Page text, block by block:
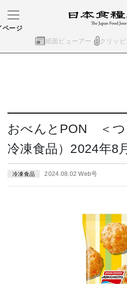
紙面ビューアー クリッ
ページ
おべんとPON ＜つ
冷凍食品）2024年8
冷凍食品 2024.08.02 Web号